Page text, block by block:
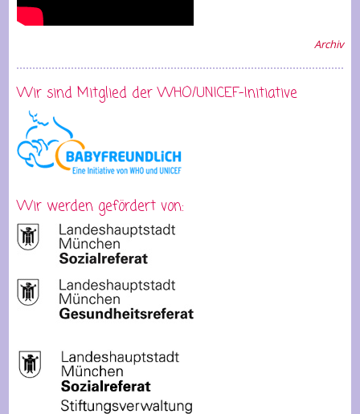
Archiv
Wir sind Mitglied der WHO/UNICEF-Initiative
Wir werden gefördert von: